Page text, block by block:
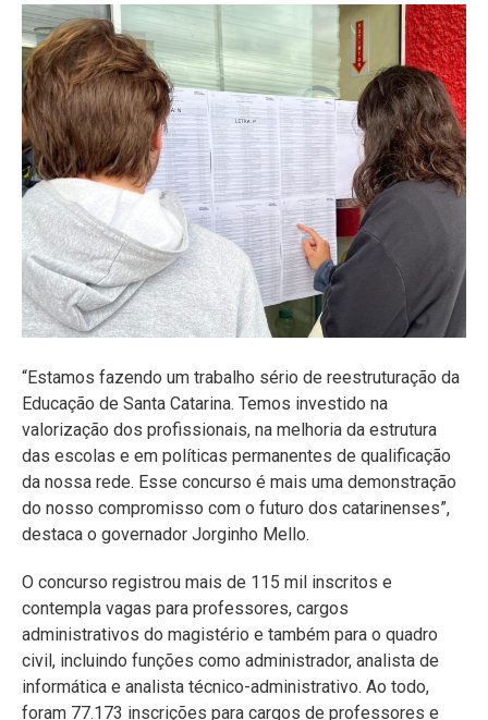
“Estamos fazendo um trabalho sério de reestruturação da
Educação de Santa Catarina. Temos investido na
valorização dos profissionais, na melhoria da estrutura
das escolas e em políticas permanentes de qualificação
da nossa rede. Esse concurso é mais uma demonstração
do nosso compromisso com o futuro dos catarinenses”,
destaca o governador Jorginho Mello.
O concurso registrou mais de 115 mil inscritos e
contempla vagas para professores, cargos
administrativos do magistério e também para o quadro
civil, incluindo funções como administrador, analista de
informática e analista técnico-administrativo. Ao todo,
foram 77.173 inscrições para cargos de professores e